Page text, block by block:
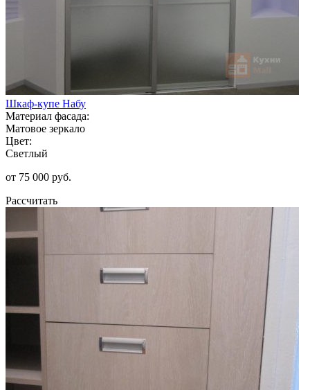
Шкаф-купе Набу
Материал фасада:
Матовое зеркало
Цвет:
Светлый
от 75 000 руб.
Рассчитать